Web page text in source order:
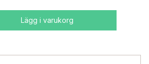
Lägg i varukorg